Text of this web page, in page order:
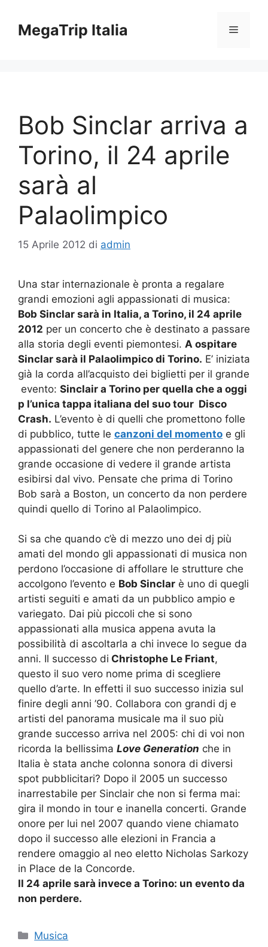
contenuto
MegaTrip Italia Menu
Bob Sinclar arriva a
Torino, il 24 aprile
sarà al
Palaolimpico
15 Aprile 2012 di admin
Una star internazionale è pronta a regalare
grandi emozioni agli appassionati di musica:
Bob Sinclar sarà in Italia, a Torino, il 24 aprile
2012 per un concerto che è destinato a passare
alla storia degli eventi piemontesi. A ospitare
Sinclar sarà il Palaolimpico di Torino. E’ iniziata
già la corda all’acquisto dei biglietti per il grande
evento: Sinclair a Torino per quella che a oggi
p l’unica tappa italiana del suo tour Disco
Crash. L’evento è di quelli che promettono folle
di pubblico, tutte le canzoni del momento e gli
appassionati del genere che non perderanno la
grande occasione di vedere il grande artista
esibirsi dal vivo. Pensate che prima di Torino
Bob sarà a Boston, un concerto da non perdere
quindi quello di Torino al Palaolimpico.
Si sa che quando c’è di mezzo uno dei dj più
amati del mondo gli appassionati di musica non
perdono l’occasione di affollare le strutture che
accolgono l’evento e Bob Sinclar è uno di quegli
artisti seguiti e amati da un pubblico ampio e
variegato. Dai più piccoli che si sono
appassionati alla musica appena avuta la
possibilità di ascoltarla a chi invece lo segue da
anni. Il successo di Christophe Le Friant,
questo il suo vero nome prima di scegliere
quello d’arte. In effetti il suo successo inizia sul
finire degli anni ’90. Collabora con grandi dj e
artisti del panorama musicale ma il suo più
grande successo arriva nel 2005: chi di voi non
ricorda la bellissima Love Generation che in
Italia è stata anche colonna sonora di diversi
spot pubblicitari? Dopo il 2005 un successo
inarrestabile per Sinclair che non si ferma mai:
gira il mondo in tour e inanella concerti. Grande
onore per lui nel 2007 quando viene chiamato
dopo il successo alle elezioni in Francia a
rendere omaggio al neo eletto Nicholas Sarkozy
in Place de la Concorde.
Il 24 aprile sarà invece a Torino: un evento da
non perdere.
Categorie
Musica